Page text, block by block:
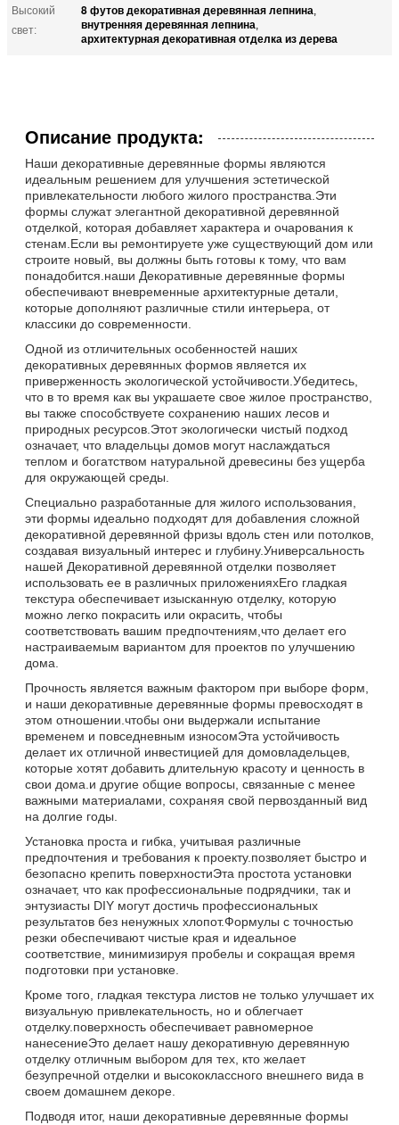
Высокий
свет:
8 футов декоративная деревянная лепнина,
внутренняя деревянная лепнина,
архитектурная декоративная отделка из дерева
Описание продукта:
Наши декоративные деревянные формы являются
идеальным решением для улучшения эстетической
привлекательности любого жилого пространства.Эти
формы служат элегантной декоративной деревянной
отделкой, которая добавляет характера и очарования к
стенам.Если вы ремонтируете уже существующий дом или
строите новый, вы должны быть готовы к тому, что вам
понадобится.наши Декоративные деревянные формы
обеспечивают вневременные архитектурные детали,
которые дополняют различные стили интерьера, от
классики до современности.
Одной из отличительных особенностей наших
декоративных деревянных формов является их
приверженность экологической устойчивости.Убедитесь,
что в то время как вы украшаете свое жилое пространство,
вы также способствуете сохранению наших лесов и
природных ресурсов.Этот экологически чистый подход
означает, что владельцы домов могут наслаждаться
теплом и богатством натуральной древесины без ущерба
для окружающей среды.
Специально разработанные для жилого использования,
эти формы идеально подходят для добавления сложной
декоративной деревянной фризы вдоль стен или потолков,
создавая визуальный интерес и глубину.Универсальность
нашей Декоративной деревянной отделки позволяет
использовать ее в различных приложенияхЕго гладкая
текстура обеспечивает изысканную отделку, которую
можно легко покрасить или окрасить, чтобы
соответствовать вашим предпочтениям,что делает его
настраиваемым вариантом для проектов по улучшению
дома.
Прочность является важным фактором при выборе форм,
и наши декоративные деревянные формы превосходят в
этом отношении.чтобы они выдержали испытание
временем и повседневным износомЭта устойчивость
делает их отличной инвестицией для домовладельцев,
которые хотят добавить длительную красоту и ценность в
свои дома.и другие общие вопросы, связанные с менее
важными материалами, сохраняя свой первозданный вид
на долгие годы.
Установка проста и гибка, учитывая различные
предпочтения и требования к проекту.позволяет быстро и
безопасно крепить поверхностиЭта простота установки
означает, что как профессиональные подрядчики, так и
энтузиасты DIY могут достичь профессиональных
результатов без ненужных хлопот.Формулы с точностью
резки обеспечивают чистые края и идеальное
соответствие, минимизируя пробелы и сокращая время
подготовки при установке.
Кроме того, гладкая текстура листов не только улучшает их
визуальную привлекательность, но и облегчает
отделку.поверхность обеспечивает равномерное
нанесениеЭто делает нашу декоративную деревянную
отделку отличным выбором для тех, кто желает
безупречной отделки и высококлассного внешнего вида в
своем домашнем декоре.
Подводя итог, наши декоративные деревянные формы